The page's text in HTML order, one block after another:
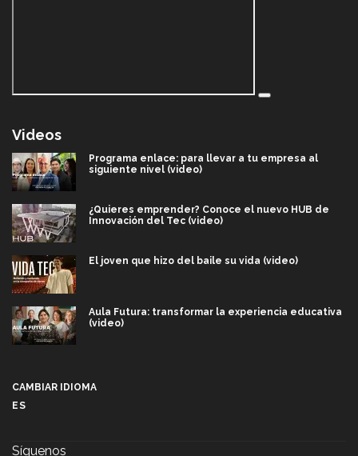
Videos
Programa enlace: para llevar a tu empresa al
siguiente nivel (video)
¿Quieres emprender? Conoce el nuevo HUB de
Innovación del Tec (video)
El joven que hizo del baile su vida (video)
Aula Futura: transformar la experiencia educativa
(video)
CAMBIAR IDIOMA
ES
Síguenos